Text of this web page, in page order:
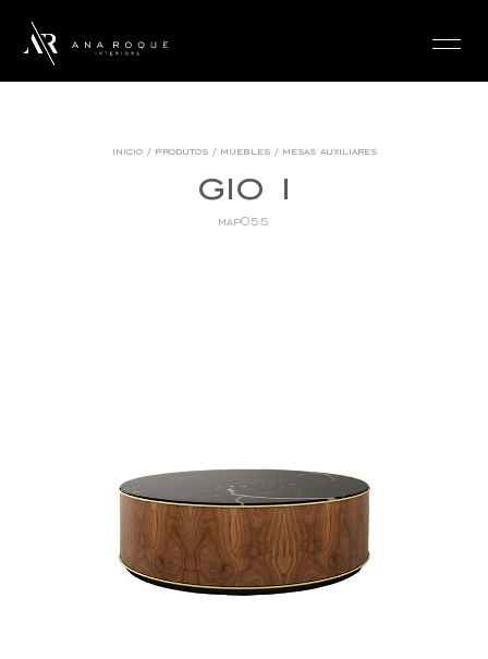
inicio/ produtos/ muebles/ mesas auxiliares
gio i
map055